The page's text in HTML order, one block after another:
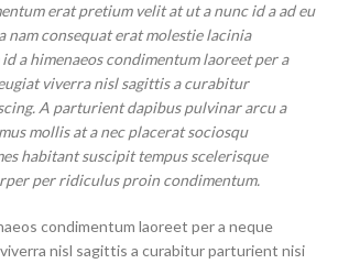
erat pretium velit at ut a nunc id a ad eu
nam consequat erat molestie lacinia
a himenaeos condimentum laoreet per a
viverra nisl sagittis a curabitur
A parturient dapibus pulvinar arcu a
mollis at a nec placerat sociosqu
habitant suscipit tempus scelerisque
per ridiculus proin condimentum.
condimentum laoreet per a neque
nisl sagittis a curabitur parturient nisi